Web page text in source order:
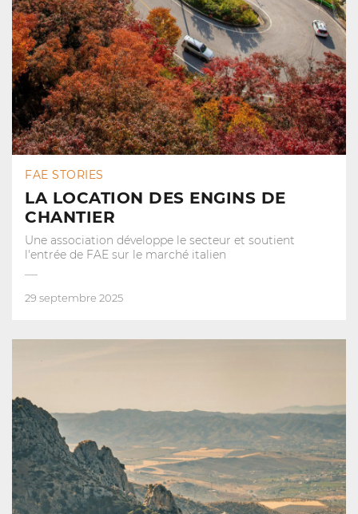
FAE STORIES
LA LOCATION DES ENGINS DE
CHANTIER
Une association développe le secteur et soutient
l'entrée de FAE sur le marché italien
29 septembre 2025